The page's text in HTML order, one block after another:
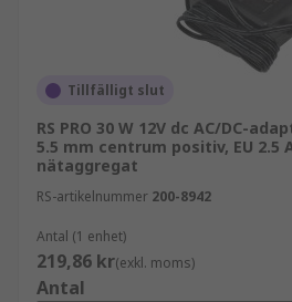
Tillfälligt slut
RS PRO 30 W 12V dc AC/DC-
5.5 mm centrum positiv, EU 2.5
nätaggregat
RS-artikelnummer 200-8942
Antal (1 enhet)
219,86 kr(exkl. moms)
Antal